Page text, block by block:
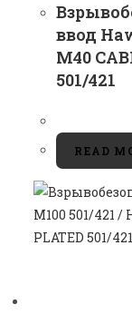
ввод
M40
501/421
READ